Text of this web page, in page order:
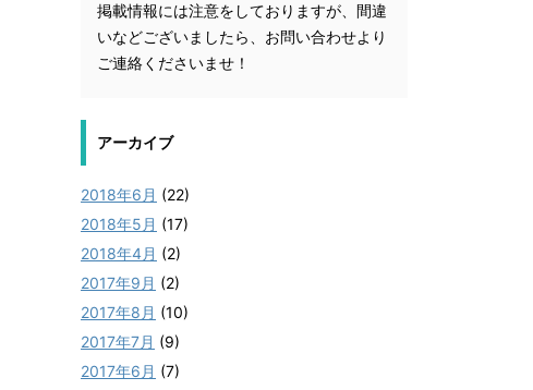
掲載情報には注意をしておりますが、間違
いなどございましたら、お問い合わせより
ご連絡くださいませ！
アーカイブ
2018年6月 (22)
2018年5月 (17)
2018年4月 (2)
2017年9月 (2)
2017年8月 (10)
2017年7月 (9)
2017年6月 (7)